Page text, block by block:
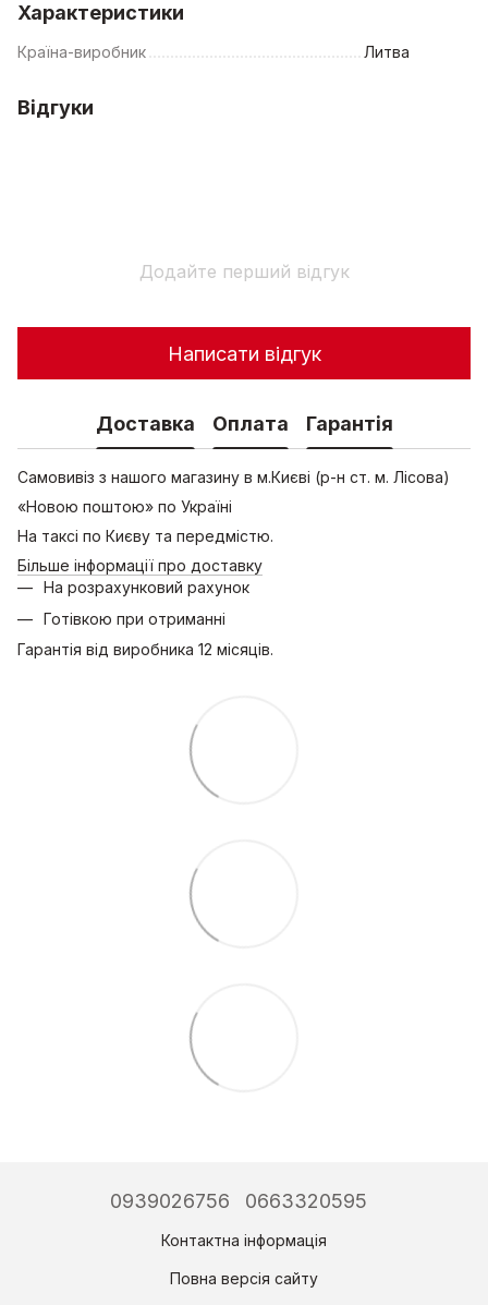
Характеристики
Країна-виробник Литва
Відгуки
Додайте перший відгук
Написати відгук
Доставка Оплата Гарантія
Самовивіз з нашого магазину в м.Києві (р-н ст. м. Лісова)
«Новою поштою» по Україні
На таксі по Києву та передмістю.
Більше інформації про доставку
На розрахунковий рахунок
Готівкою при отриманні
Гарантія від виробника 12 місяців.
0939026756 0663320595
Контактна інформація
Повна версія сайту